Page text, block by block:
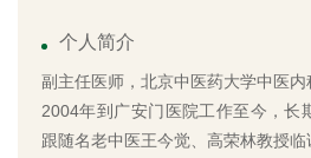
个人简介
副主任医师，北京中医药大学中医内
2004年到广安门医院工作至今，长
跟随名老中医王今觉、高荣林教授